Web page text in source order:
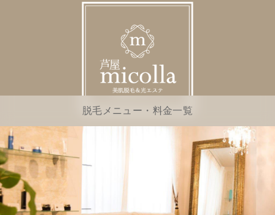
脱毛メニュー・料金一覧